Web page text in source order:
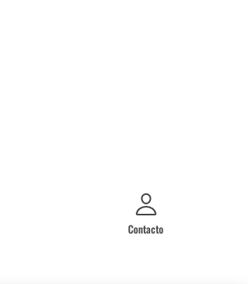
Contacto